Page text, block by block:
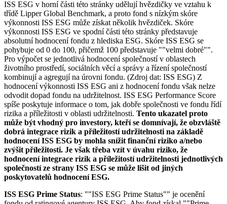
ISS ESG v horní části této stránky udělují hvězdičky ve vztahu k
třídě Lipper Global Benchmark, a proto fond s nízkým skóre
výkonnosti ISS ESG může získat několik hvězdiček. Skóre
výkonnosti ISS ESG ve spodní části této stránky představuje
absolutní hodnocení fondu z hlediska ESG. Skóre ISS ESG se
pohybuje od 0 do 100, přičemž 100 představuje ""velmi dobré"".
Pro výpočet se jednotlivá hodnocení společností v oblastech
životního prostředí, sociálních věcí a správy a řízení společností
kombinují a agregují na úrovni fondu. (Zdroj dat: ISS ESG) Z
hodnocení výkonnosti ISS ESG ani z hodnocení fondu však nelze
odvodit dopad fondu na udržitelnost. ISS ESG Performance Score
spíše poskytuje informace o tom, jak dobře společnosti ve fondu řídí
rizika a příležitosti v oblasti udržitelnosti. Tento ukazatel proto
může být vhodný pro investory, kteří se domnívají, že obzvláště
dobrá integrace rizik a příležitostí udržitelnosti na základě
hodnocení ISS ESG by mohla snížit finanční riziko a/nebo
zvýšit příležitosti. Je však třeba vzít v úvahu riziko, že
hodnocení integrace rizik a příležitostí udržitelnosti jednotlivých
společností ze strany ISS ESG se může lišit od jiných
poskytovatelů hodnocení ESG.
ISS ESG Prime Status: ""ISS ESG Prime Status"" je ocenění